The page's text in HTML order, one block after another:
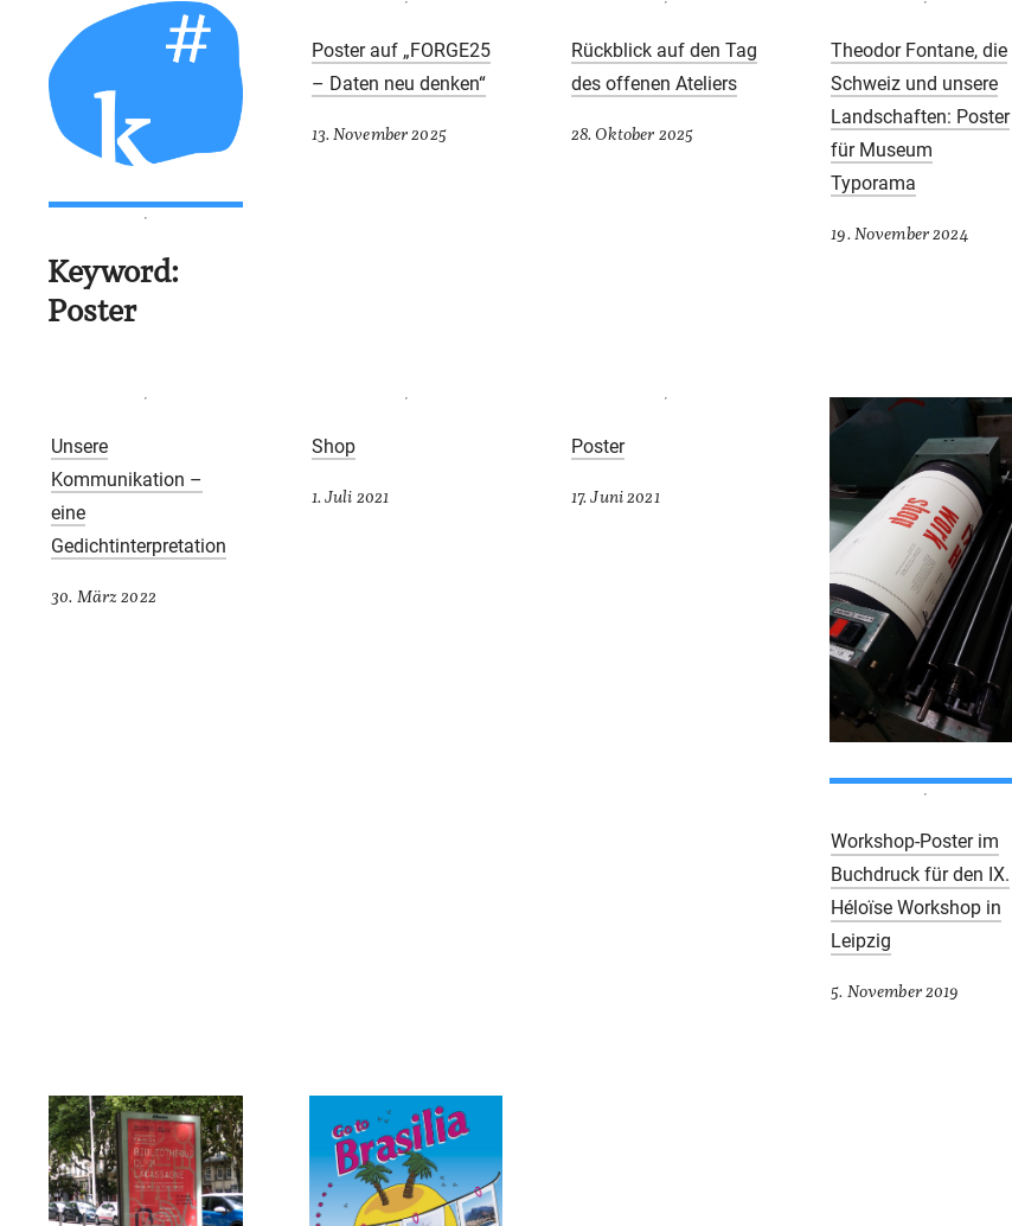
Keyword:
Poster
Poster auf „FORGE25
– Daten neu denken“
13. November 2025
Rückblick auf den Tag
des offenen Ateliers
28. Oktober 2025
Theodor Fontane, die
Schweiz und unsere
Landschaften: Poster
für Museum
Typorama
19. November 2024
Unsere
Kommunikation –
eine
Gedichtinterpretation
30. März 2022
Shop
1. Juli 2021
Poster
17. Juni 2021
Workshop-Poster im
Buchdruck für den IX.
Héloïse Workshop in
Leipzig
5. November 2019